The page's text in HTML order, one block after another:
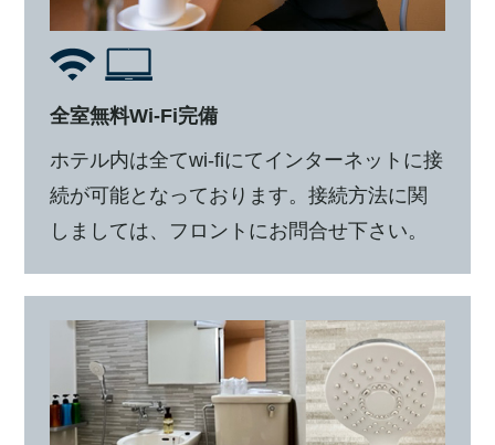
全室無料Wi-Fi完備
ホテル内は全てwi-fiにてインターネットに接
続が可能となっております。接続方法に関
しましては、フロントにお問合せ下さい。